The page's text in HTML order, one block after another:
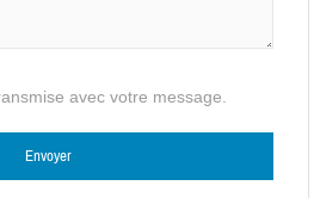
avec votre message.
vide.